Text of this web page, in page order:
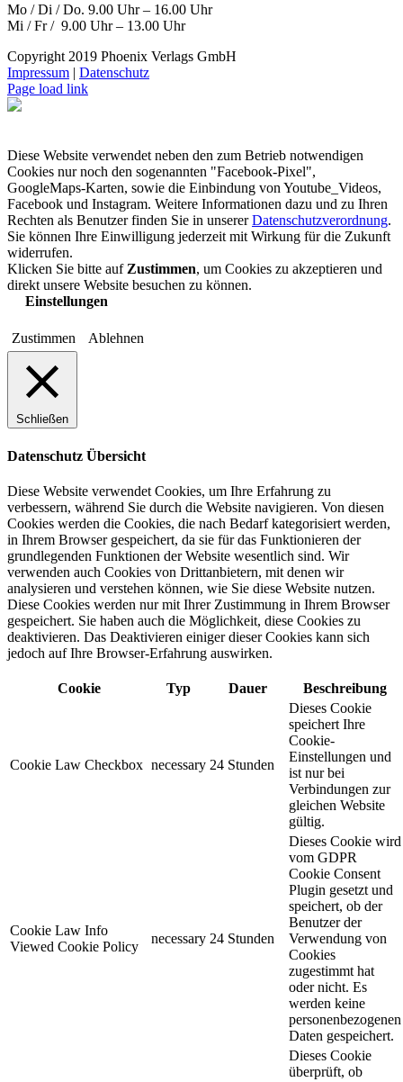
Mo / Di / Do. 9.00 Uhr – 16.00 Uhr
Mi / Fr / 9.00 Uhr – 13.00 Uhr
Copyright 2019 Phoenix Verlags GmbH
Impressum
Datenschutz
Page load link
Diese Website verwendet neben den zum Betrieb notwendigen
Cookies nur noch den sogenannten "Facebook-Pixel",
GoogleMaps-Karten, sowie die Einbindung von Youtube_Videos,
Facebook und Instagram. Weitere Informationen dazu und zu Ihren
Rechten als Benutzer finden Sie in unsererDatenschutzverordnung.
Sie können Ihre Einwilligung jederzeit mit Wirkung für die Zukunft
widerrufen.
Klicken Sie bitte aufZustimmen, um Cookies zu akzeptieren und
direkt unsere Website besuchen zu können.
Einstellungen
Zustimmen Ablehnen
Schließen
Datenschutz Übersicht
Diese Website verwendet Cookies, um Ihre Erfahrung zu
verbessern, während Sie durch die Website navigieren. Von diesen
Cookies werden die Cookies, die nach Bedarf kategorisiert werden,
in Ihrem Browser gespeichert, da sie für das Funktionieren der
grundlegenden Funktionen der Website wesentlich sind. Wir
verwenden auch Cookies von Drittanbietern, mit denen wir
analysieren und verstehen können, wie Sie diese Website nutzen.
Diese Cookies werden nur mit Ihrer Zustimmung in Ihrem Browser
gespeichert. Sie haben auch die Möglichkeit, diese Cookies zu
deaktivieren. Das Deaktivieren einiger dieser Cookies kann sich
jedoch auf Ihre Browser-Erfahrung auswirken.
Cookie Typ Dauer Beschreibung
Cookie Law Checkbox necessary 24 Stunden
Dieses Cookie
speichert Ihre
Cookie-
Einstellungen und
ist nur bei
Verbindungen zur
gleichen Website
gültig.
Cookie Law Info
Viewed Cookie Policy
necessary 24 Stunden
Dieses Cookie wird
vom GDPR
Cookie Consent
Plugin gesetzt und
speichert, ob der
Benutzer der
Verwendung von
Cookies
zugestimmt hat
oder nicht. Es
werden keine
personenbezogenen
Daten gespeichert.
Dieses Cookie
überprüft, ob